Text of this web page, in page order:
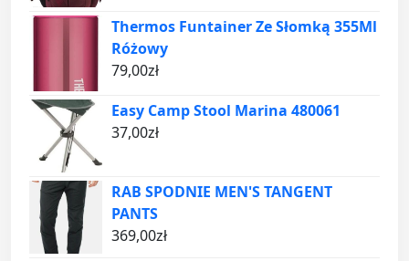
Thermos Funtainer Ze Słomką 355Ml
Różowy
79,00zł
Easy Camp Stool Marina 480061
37,00zł
RAB SPODNIE MEN'S TANGENT
PANTS
369,00zł